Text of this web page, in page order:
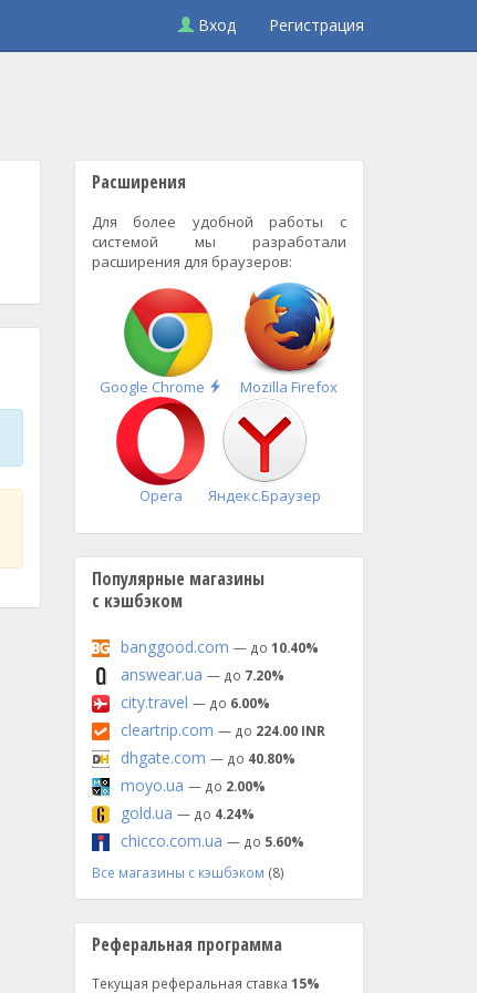
Вход Регистрация
Расширения
Для более удобной работы с
системой мы разработали
расширения для браузеров:
Google Chrome
Быстрая
установка
Mozilla Firefox
Opera Яндекс.Браузер
Популярные магазины
с кэшбэком
banggood.com — до 10.40%
answear.ua — до 7.20%
city.travel — до 6.00%
cleartrip.com — до 224.00 INR
dhgate.com — до 40.80%
moyo.ua — до 2.00%
gold.ua — до 4.24%
chicco.com.ua — до 5.60%
Все магазины с кэшбэком (8)
Реферальная программа
Текущая реферальная ставка 15%